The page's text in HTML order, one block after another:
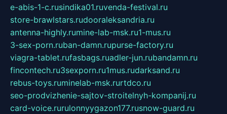
e-abis-1-c.rusindika01.ruvenda-festival.ru
store-brawlstars.rudooraleksandria.ru
antenna-highly.rumine-lab-msk.ru1-mus.ru
3-sex-porn.ruban-damn.rupurse-factory.ru
viagra-tablet.rufasbags.ruadler-jun.rubandamn.ru
fincontech.ru3sexporn.ru1mus.rudarksand.ru
rebus-toys.ruminelab-msk.rurtdco.ru
seo-prodvizhenie-sajtov-stroitelnyh-kompanij.ru
card-voice.rurulonnyygazon177.rusnow-guard.ru